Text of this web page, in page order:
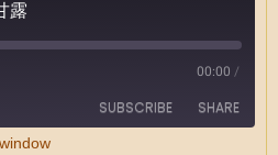
露
00:00 /
SUBSCRIBE SHARE